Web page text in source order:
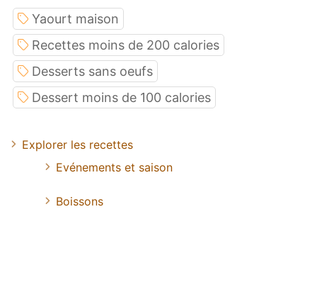
Yaourt maison
Recettes moins de 200 calories
Desserts sans oeufs
Dessert moins de 100 calories
Explorer les recettes
Evénements et saison
Boissons